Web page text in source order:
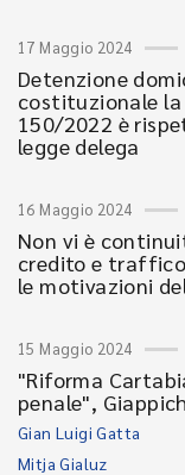
17 Maggio 2024
Detenzione
costituzionale
150/2022 è
legge delega
16 Maggio 2024
Non vi è
credito e
le motivazioni
15 Maggio 2024
"Riforma
penale",
Gian Luigi Gatta
Mitja Gialuz